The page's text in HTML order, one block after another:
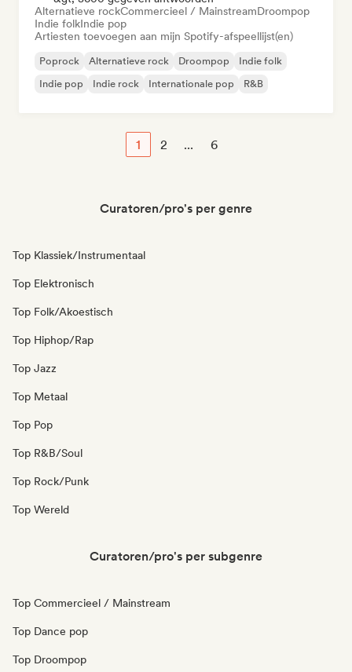
Alternatieve rockCommercieel / MainstreamDroompop
Indie folkIndie pop
Artiesten toevoegen aan mijn Spotify-afspeellijst(en)
Poprock Alternatieve rock Droompop
Indie folk
Indie pop
Indie rock Internationale pop R&B
1 2 ... 6
Curatoren/pro's per genre
Top Klassiek/Instrumentaal
Top Elektronisch
Top Folk/Akoestisch
Top Hiphop/Rap
Top Jazz
Top Metaal
Top Pop
Top R&B/Soul
Top Rock/Punk
Top Wereld
Curatoren/pro's per subgenre
Top Commercieel / Mainstream
Top Dance pop
Top Droompop